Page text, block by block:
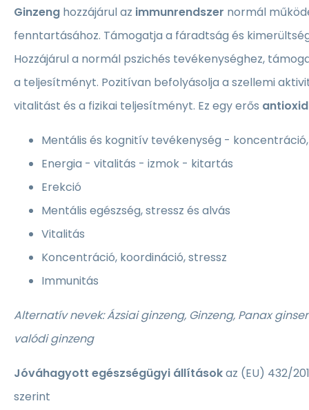
Ginzeng hozzájárul az immunrendszer normál
fenntartásához. Támogatja a fáradtság és
Hozzájárul a normál pszichés tevékenységhez,
a teljesítményt. Pozitívan befolyásolja a szellemi
vitalitást és a fizikai teljesítményt. Ez egy erős
Mentális és kognitív tevékenység -
Energia - vitalitás - izmok - kitartás
Erekció
Mentális egészség, stressz és alvás
Vitalitás
Koncentráció, koordináció, stressz
Immunitás
Alternatív nevek: Ázsiai ginzeng, Ginzeng, Panax
valódi ginzeng
Jóváhagyott egészségügyi állításokaz (EU) 432/
szerint